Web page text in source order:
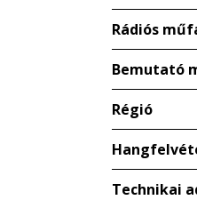
Rádiós
Bemutató
Régió
Technikai